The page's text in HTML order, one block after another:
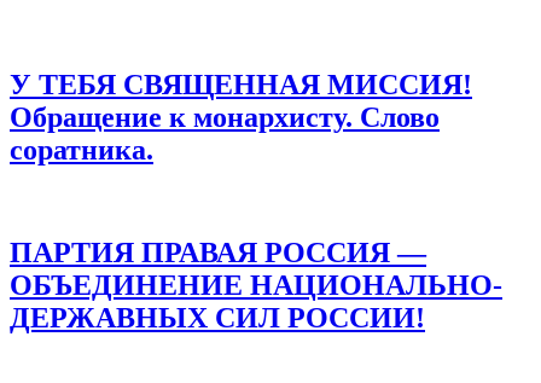
У ТЕБЯ СВЯЩЕННАЯ МИССИЯ!
Обращение к монархисту. Слово
соратника.
ПАРТИЯ ПРАВАЯ РОССИЯ —
ОБЪЕДИНЕНИЕ НАЦИОНАЛЬНО-
ДЕРЖАВНЫХ СИЛ РОССИИ!